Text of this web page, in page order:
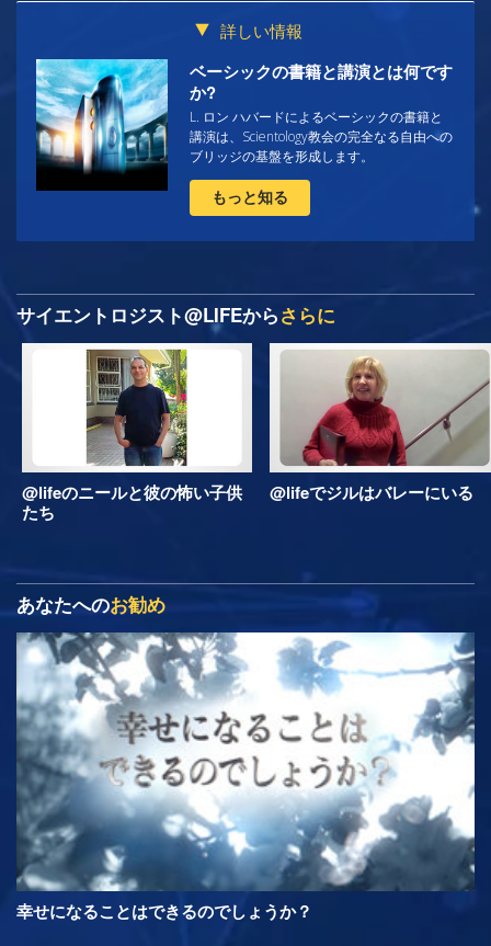
詳しい情報
ベーシックの書籍と講演とは何です
か?
L. ロン ハバードによるベーシックの書籍と
講演は、Scientology教会の完全なる自由への
ブリッジの基盤を形成します。
もっと知る
サイエントロジスト@LIFEからさらに
@lifeのニールと彼の怖い子供
たち
@lifeでジルはバレーにいる
あなたへのお勧め
幸せになることはできるのでしょうか？